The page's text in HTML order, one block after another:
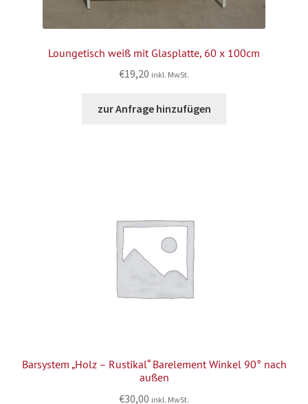
Loungetisch weiß mit Glasplatte, 60 x 100cm
€19,20 inkl. MwSt.
zur Anfrage hinzufügen
Barsystem „Holz – Rustikal“ Barelement Winkel 90° nach
außen
€30,00 inkl. MwSt.